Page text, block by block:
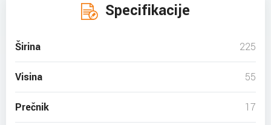
Specifikacije
Širina 225
Visina 55
Prečnik 17